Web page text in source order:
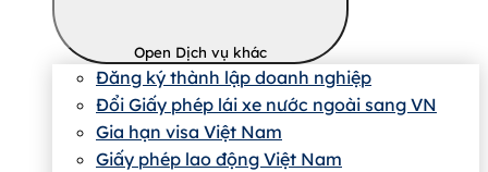
Open Dịch vụ khác
Đăng ký thành lập doanh nghiệp
Đổi Giấy phép lái xe nước ngoài sang VN
Gia hạn visa Việt Nam
Giấy phép lao động Việt Nam